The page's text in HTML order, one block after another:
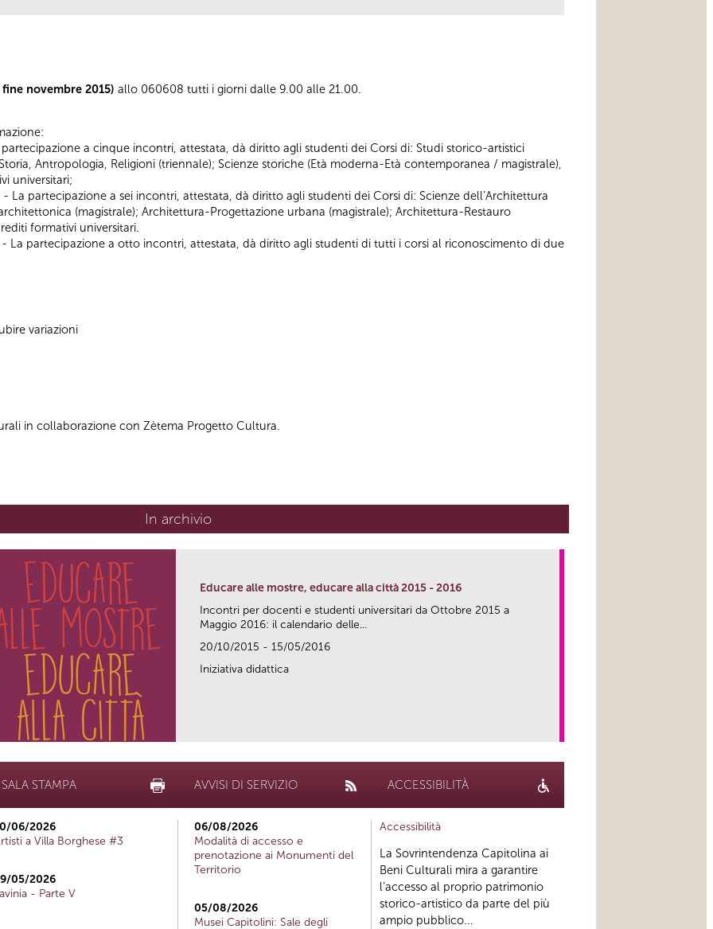
novembre 2015) allo 060608 tutti i giorni dalle 9.00 alle 21.00.
partecipazione a cinque incontri, attestata, dà diritto agli studenti dei Corsi di: Studi storico-artistici
Antropologia, Religioni (triennale); Scienze storiche (Età moderna-Età contemporanea / magistrale),
universitari;
- La partecipazione a sei incontri, attestata, dà diritto agli studenti dei Corsi di: Scienze dell’Architettura
(magistrale); Architettura-Progettazione urbana (magistrale); Architettura-Restauro
formativi universitari.
- La partecipazione a otto incontri, attestata, dà diritto agli studenti di tutti i corsi al riconoscimento di due
variazioni
in collaborazione con Zètema Progetto Cultura.
In archivio
Educare alle mostre, educare alla città 2015 - 2016
Incontri per docenti e studenti universitari da Ottobre 2015 a
Maggio 2016: il calendario delle...
20/10/2015 - 15/05/2016
Iniziativa didattica
SALA STAMPA
06/2026
a Villa Borghese #3
05/2026
- Parte V
AVVISI DI SERVIZIO
06/08/2026
Modalità di accesso e
prenotazione ai Monumenti del
Territorio
05/08/2026
Musei Capitolini: Sale degli
ACCESSIBILITÀ
Accessibilità
La Sovrintendenza Capitolina ai
Beni Culturali mira a garantire
l’accesso al proprio patrimonio
storico-artistico da parte del più
ampio pubblico...